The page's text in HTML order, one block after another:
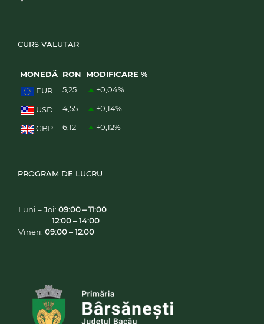
CURS VALUTAR
MONEDĂ RON
MODIFICARE %
EUR
5,25 +0,04%
USD 4,55 +0,14%
GBP 6,12 +0,12%
PROGRAM DE LUCRU
Luni – Joi: 09:00 – 11:00
12:00 – 14:00
Vineri: 09:00 – 12:00